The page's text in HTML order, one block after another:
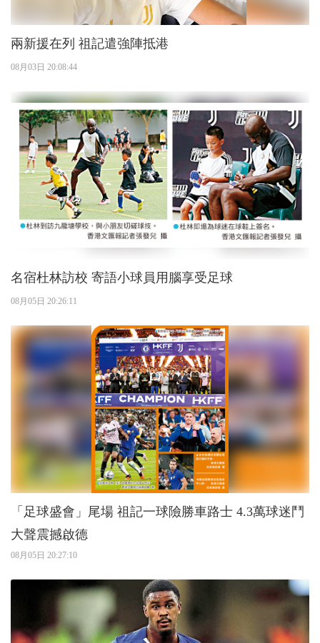
兩新援在列 祖記遣強陣抵港
08月03日 20:08:44
名宿杜林訪校 寄語小球員用腦享受足球
08月05日 20:26:11
「足球盛會」尾場 祖記一球險勝車路士 4.3萬球迷鬥
大聲震撼啟德
08月05日 20:27:10